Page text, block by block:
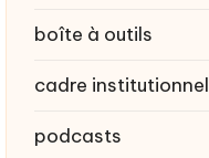
boîte à outils
cadre institutionnel
podcasts